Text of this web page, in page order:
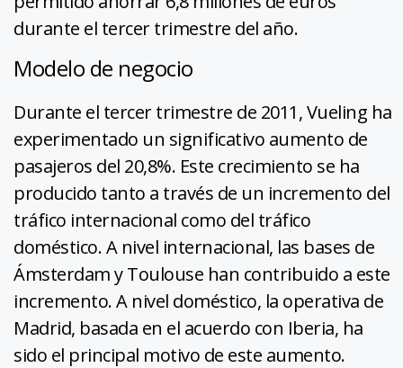
durante el tercer trimestre del año.
Modelo de negocio
Durante el tercer trimestre de 2011, Vueling ha
experimentado un significativo aumento de
pasajeros del 20,8%. Este crecimiento se ha
producido tanto a través de un incremento del
tráfico internacional como del tráfico
doméstico. A nivel internacional, las bases de
Ámsterdam y Toulouse han contribuido a este
incremento. A nivel doméstico, la operativa de
Madrid, basada en el acuerdo con Iberia, ha
sido el principal motivo de este aumento.